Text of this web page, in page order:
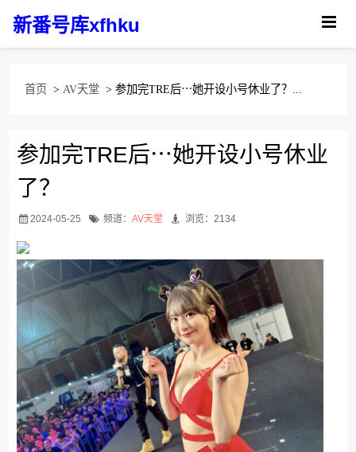
新番号库xfhku
首页 > AV天堂 > 参加完TRE后⋯她开设小号休业了？...
参加完TRE后⋯她开设小号休业
了？
2024-05-25 频道： AV天堂 浏览：2134